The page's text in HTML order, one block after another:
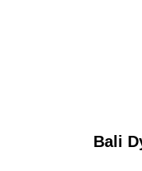
Bali